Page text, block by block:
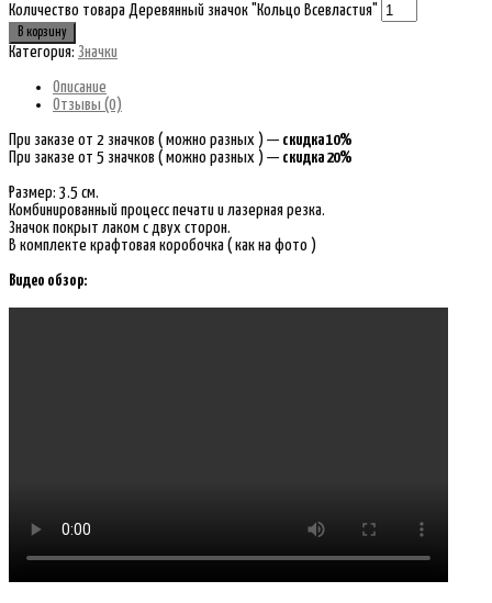
Количество товара Деревянный значок "Кольцо Всевластия"
В корзину
Категория: Значки
Описание
Отзывы (0)
При заказе от 2 значков ( можно разных ) — скидка 10%
При заказе от 5 значков ( можно разных ) — скидка 20%
Размер: 3.5 см.
Комбинированный процесс печати и лазерная резка.
Значок покрыт лаком с двух сторон.
В комплекте крафтовая коробочка ( как на фото )
Видео обзор: